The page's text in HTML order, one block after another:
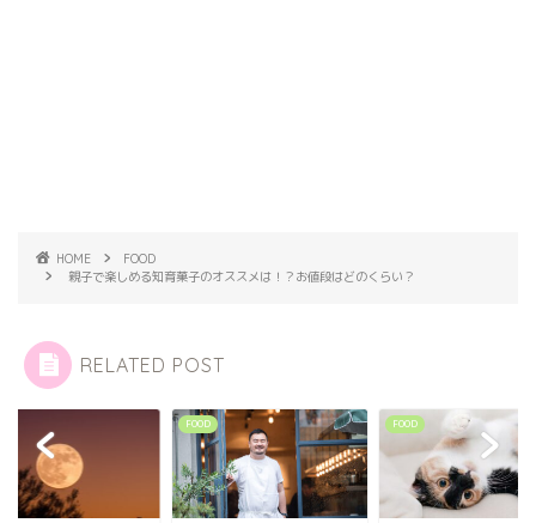
HOME
FOOD
親子で楽しめる知育菓子のオススメは！？お値段はどのくらい？
RELATED POST
FOOD FOOD